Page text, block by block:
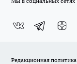
Редакционная политика